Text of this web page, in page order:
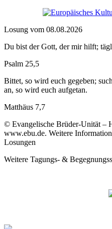
Losung vom 08.08.2026
Du bist der Gott, der mir hilft;
Psalm 25,5
Bittet, so wird euch gegeben;
an, so wird euch aufgetan.
Matthäus 7,7
© Evangelische Brüder-Unität –
www.ebu.de. Weitere
Losungen
Weitere Tagungs- &